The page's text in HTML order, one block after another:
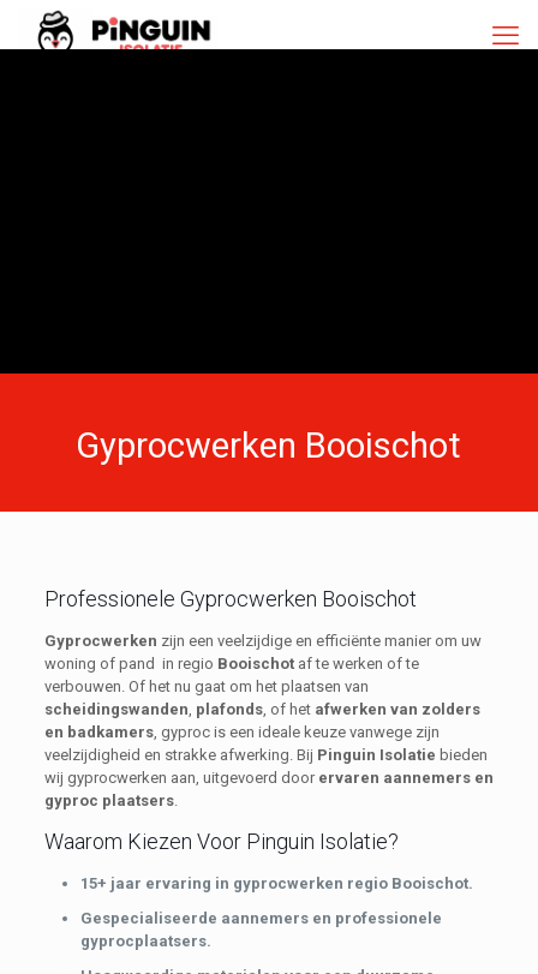
Gyprocwerken Booischot
Professionele Gyprocwerken Booischot
Gyprocwerken zijn een veelzijdige en efficiënte manier om uw
woning of pand in regio Booischotaf te werken of te
verbouwen. Of het nu gaat om het plaatsen van
scheidingswanden plafonds, of het afwerken van zolders
en badkamers, gyproc is een ideale keuze vanwege zijn
veelzijdigheid en strakke afwerking. Bij Pinguin Isolatie bieden
wij gyprocwerken aan, uitgevoerd door ervaren aannemers en
gyproc plaatsers.
Waarom Kiezen Voor Pinguin Isolatie?
15+ jaar ervaring in gyprocwerken regio Booischot.
Gespecialiseerde aannemers en professionele
gyprocplaatsers.